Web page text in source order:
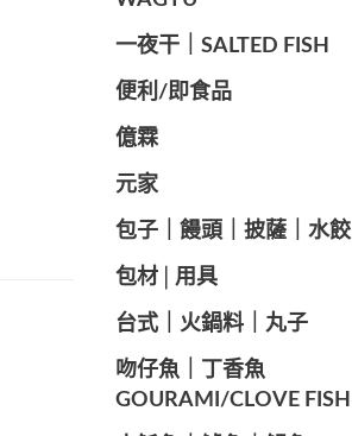
️一夜干｜SALTED FISH
便利/即食品
億霖
元家
️包子｜饅頭｜披薩｜水餃
包材│用具
️台式｜火鍋料｜丸子
️吻仔魚｜丁香魚
GOURAMI/CLOVE FISH